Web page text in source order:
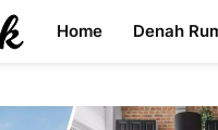
Home Denah